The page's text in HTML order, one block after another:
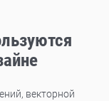
векторной